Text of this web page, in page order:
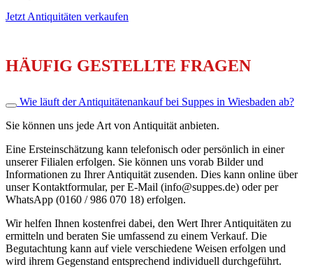
Jetzt Antiquitäten verkaufen
HÄUFIG GESTELLTE FRAGEN
Wie läuft der Antiquitätenankauf bei Suppes in Wiesbaden ab?
Sie können uns jede Art von Antiquität anbieten.
Eine Ersteinschätzung kann telefonisch oder persönlich in einer
unserer Filialen erfolgen. Sie können uns vorab Bilder und
Informationen zu Ihrer Antiquität zusenden. Dies kann online über
unser Kontaktformular, per E-Mail (info@suppes.de) oder per
WhatsApp (0160 / 986 070 18) erfolgen.
Wir helfen Ihnen kostenfrei dabei, den Wert Ihrer Antiquitäten zu
ermitteln und beraten Sie umfassend zu einem Verkauf. Die
Begutachtung kann auf viele verschiedene Weisen erfolgen und
wird ihrem Gegenstand entsprechend individuell durchgeführt.